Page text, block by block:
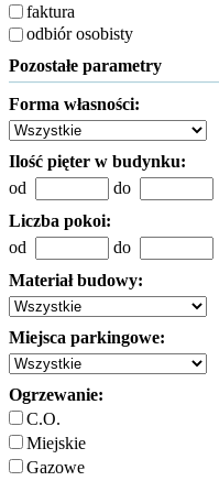
faktura
odbiór osobisty
Pozostałe parametry
Forma własności:
Ilość pięter w budynku:
od
do
Liczba pokoi:
od
do
Materiał budowy:
Miejsca parkingowe:
Ogrzewanie:
C.O.
Miejskie
Gazowe